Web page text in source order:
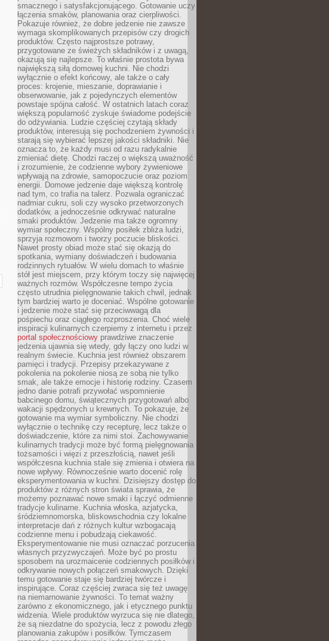
smacznego i satysfakcjonującego. Gotowanie uczy
łączenia smaków, planowania oraz cierpliwości.
Pokazuje również, że dobre jedzenie nie zawsze
wymaga skomplikowanych przepisów czy drogich
produktów. Często najprostsze potrawy,
przygotowane ze świeżych składników i z uwagą,
okazują się najlepsze. To właśnie prostota bywa
największą siłą domowej kuchni. Nie chodzi
wyłącznie o efekt końcowy, ale także o cały
proces: krojenie, mieszanie, doprawianie i
obserwowanie, jak z pojedynczych elementów
powstaje spójna całość. W ostatnich latach coraz
większą popularność zyskuje świadome podejście
do odżywiania. Ludzie częściej czytają składy
produktów, interesują się pochodzeniem żywności i
starają się wybierać lepszej jakości składniki. Nie
oznacza to, że każdy musi od razu radykalnie
zmieniać dietę. Chodzi raczej o większą uważność
i zrozumienie, że codzienne wybory żywieniowe
wpływają na zdrowie, samopoczucie oraz poziom
energii. Domowe jedzenie daje większą kontrolę
nad tym, co trafia na talerz. Pozwala ograniczać
nadmiar cukru, soli czy wysoko przetworzonych
dodatków, a jednocześnie odkrywać naturalne
smaki produktów. Jedzenie ma także ogromny
wymiar społeczny. Wspólny posiłek zbliża ludzi,
sprzyja rozmowom i tworzy poczucie bliskości.
Nawet prosty obiad może stać się okazją do
spotkania, wymiany doświadczeń i budowania
rodzinnych rytuałów. W wielu domach to właśnie
stół jest miejscem, przy którym toczy się najwięcej
ważnych rozmów. Współczesne tempo życia
często utrudnia pielęgnowanie takich chwil, jednak
tym bardziej warto je doceniać. Wspólne gotowanie
i jedzenie może stać się przeciwwagą dla
pośpiechu oraz ciągłego rozproszenia. Choć wiele
inspiracji kulinarnych czerpiemy z internetu i przez
portal społecznościowy prawdziwe znaczenie
jedzenia ujawnia się wtedy, gdy łączy ono ludzi w
realnym świecie. Kuchnia jest również obszarem
pamięci i tradycji. Przepisy przekazywane z
pokolenia na pokolenie niosą ze sobą nie tylko
smak, ale także emocje i historię rodziny. Czasem
jedno danie potrafi przywołać wspomnienie
babcinego domu, świątecznych przygotowań albo
wakacji spędzonych u krewnych. To pokazuje, że
gotowanie ma wymiar symboliczny. Nie chodzi
wyłącznie o technikę czy recepturę, lecz także o
doświadczenie, które za nimi stoi. Zachowywanie
kulinarnych tradycji może być formą pielęgnowania
tożsamości i więzi z przeszłością, nawet jeśli
współczesna kuchnia stale się zmienia i otwiera na
nowe wpływy. Równocześnie warto docenić rolę
eksperymentowania w kuchni. Dzisiejszy dostęp do
produktów z różnych stron świata sprawia, że
możemy poznawać nowe smaki i łączyć odmienne
tradycje kulinarne. Kuchnia włoska, azjatycka,
śródziemnomorska, bliskowschodnia czy lokalne
interpretacje dań z różnych kultur wzbogacają
codzienne menu i pobudzają ciekawość.
Eksperymentowanie nie musi oznaczać porzucenia
własnych przyzwyczajeń. Może być po prostu
sposobem na urozmaicenie codziennych posiłków i
odkrywanie nowych połączeń smakowych. Dzięki
temu gotowanie staje się bardziej twórcze i
inspirujące. Coraz częściej zwraca się też uwagę
na niemarnowanie żywności. To temat ważny
zarówno z ekonomicznego, jak i etycznego punktu
widzenia. Wiele produktów wyrzuca się nie dlatego,
że są niezdatne do spożycia, lecz z powodu złego
planowania zakupów i posiłków. Tymczasem